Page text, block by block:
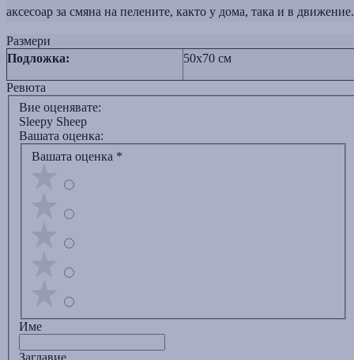
аксесоар за смяна на пелените, както у дома, така и в движение.
Размери
Подложка:
50x70 см
Ревюта
Вие оценявате:
Sleepy Sheep
Вашата оценка:
Вашата оценка *
Име
Заглавиe